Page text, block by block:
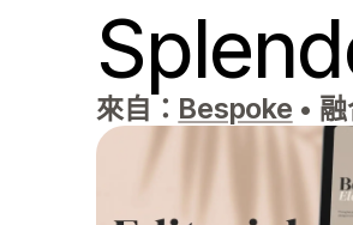
來自： Bespoke •